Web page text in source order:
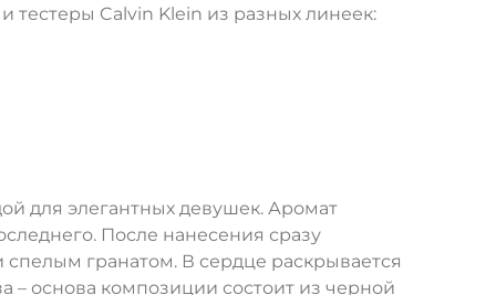
Calvin Klein из разных линеек:
для элегантных девушек. Аромат
После нанесения сразу
гранатом. В сердце раскрывается
– основа композиции состоит из черной